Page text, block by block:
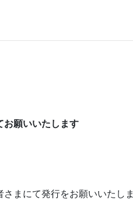
お願いいたします
まにて発行をお願いいたしま